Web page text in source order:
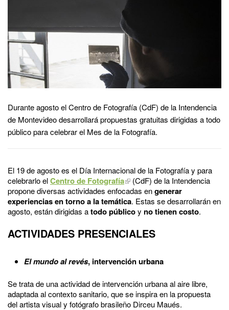
Durante agosto el Centro de Fotografía (CdF) de la Intendencia
de Montevideo desarrollará propuestas gratuitas dirigidas a todo
público para celebrar el Mes de la Fotografía.
El 19 de agosto es el Día Internacional de la Fotografía y para
celebrarlo elCentro de Fotografía
(CdF) de la Intendencia
propone diversas actividades enfocadas engenerar
experiencias en torno a la temática. Estas se desarrollarán en
agosto, están dirigidas atodo públicoy no tienen costo.
ACTIVIDADES PRESENCIALES
El mundo al revés, intervención urbana
Se trata de una actividad de intervención urbana al aire libre,
adaptada al contexto sanitario, que se inspira en la propuesta
del artista visual y fotógrafo brasileño Dirceu Maués.